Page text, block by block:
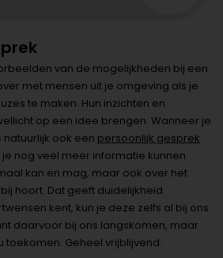
van de mogelijkheden bij een
met mensen uit je omgeving als je
te maken. Hun inzichten en
op een idee brengen. Wanneer je
natuurlijk ook een persoonlijk gesprek
nog veel meer informatie kunnen
kan en mag, maar ook over het
hoort. Dat geeft duidelijkheid.
kent, kun je deze zelfs al bij ons
daarvoor bij ons langskomen, maar
toekomen. Geheel vrijblijvend.